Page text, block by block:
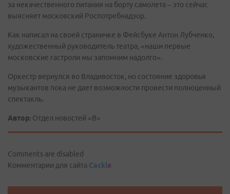
за некачественного питания на борту самолета – это сейчас
выясняет московский Роспотребнадзор.
Как написал на своей страничке в Фейсбуке Антон Лубченко,
художественный руководитель театра, «наши первые
московские гастроли мы запомним надолго».
Оркестр вернулся во Владивосток, но состояние здоровья
музыкантов пока не дает возможности провести полноценный
спектакль.
Автор: Отдел новостей «В»
Comments are disabled
Комментарии для сайта Cackle